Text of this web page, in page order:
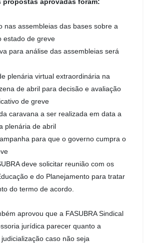
nas assembleias das bases sobre a
estado de greve
para análise das assembleias será
plenária virtual extraordinária na
de abril para decisão e avaliação
de greve
caravana a ser realizada em data a
plenária de abril
para que o governo cumpra o
deve solicitar reunião com os
e do Planejamento para tratar
do termo de acordo.
aprovou que a FASUBRA Sindical
jurídica parecer quanto a
caso não seja